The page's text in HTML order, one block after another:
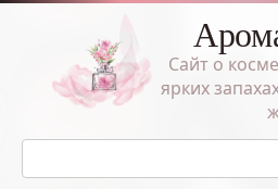
Перейти
Сайт о
ярких
Поиск: